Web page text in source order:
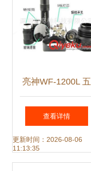
亮神WF-1200L 五
灯LED强光远射手
电，照亮黑夜的科
查看详情
更新时间：2026-08-06
11:13:35